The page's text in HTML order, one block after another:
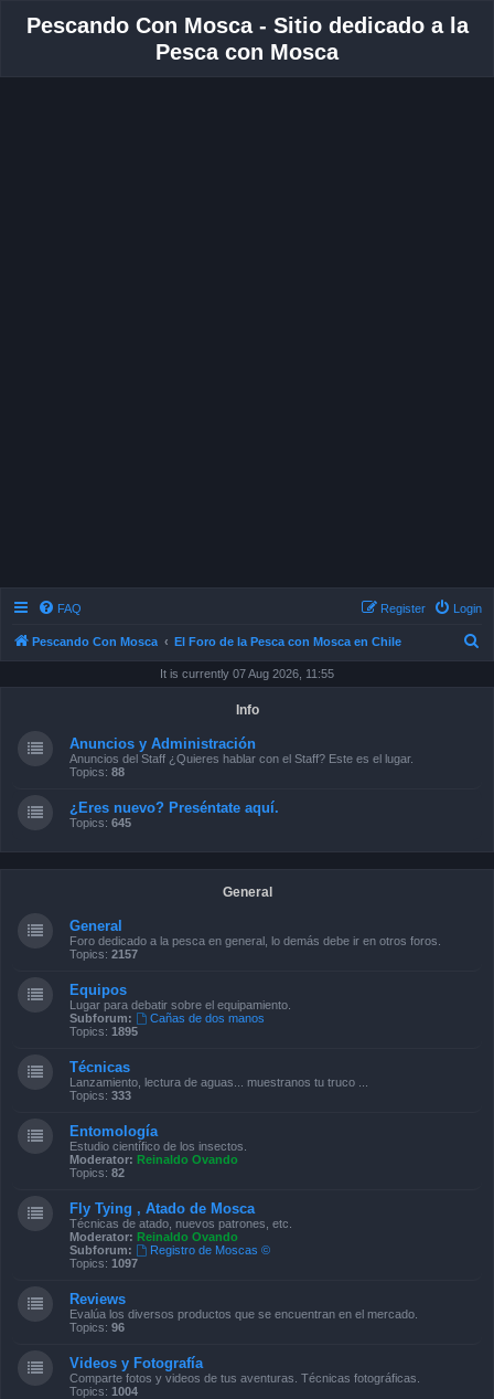
Pescando Con Mosca - Sitio dedicado a la
Pesca con Mosca
FAQ Login
Register
Pescando Con Mosca El Foro de la Pesca con Mosca en Chile
It is currently 07 Aug 2026, 11:55
Info
Anuncios y Administración
Anuncios del Staff ¿Quieres hablar con el Staff? Este es el lugar.
Topics: 88
¿Eres nuevo? Preséntate aquí.
Topics: 645
General
General
Foro dedicado a la pesca en general, lo demás debe ir en otros foros.
Topics: 2157
Equipos
Lugar para debatir sobre el equipamiento.
Subforum:
Cañas de dos manos
Topics: 1895
Técnicas
Lanzamiento, lectura de aguas... muestranos tu truco ...
Topics: 333
Entomología
Estudio científico de los insectos.
Moderator: Reinaldo Ovando
Topics: 82
Fly Tying , Atado de Mosca
Técnicas de atado, nuevos patrones, etc.
Moderator: Reinaldo Ovando
Subforum:
Registro de Moscas ©
Topics: 1097
Reviews
Evalúa los diversos productos que se encuentran en el mercado.
Topics: 96
Videos y Fotografía
Comparte fotos y videos de tus aventuras. Técnicas fotográficas.
Topics: 1004